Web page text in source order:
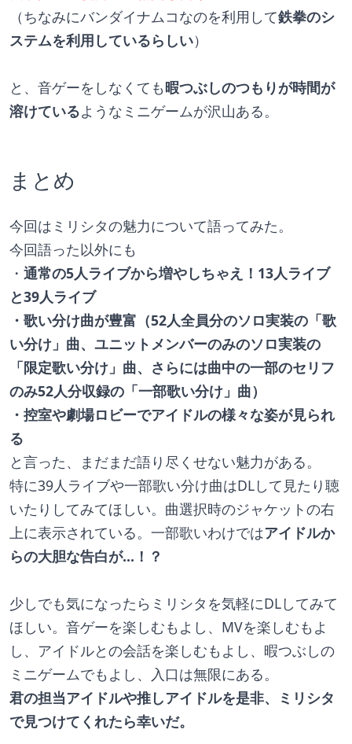
（ちなみにバンダイナムコなのを利用して鉄拳のシ
ステムを利用しているらしい）
と、音ゲーをしなくても暇つぶしのつもりが時間が
溶けているようなミニゲームが沢山ある。
まとめ
今回はミリシタの魅力について語ってみた。
今回語った以外にも
・ 通常の5人ライブから増やしちゃえ！13人ライブ
と39人ライブ
・歌い分け曲が豊富（52人全員分のソロ実装の「歌
い分け」曲、ユニットメンバーのみのソロ実装の
「限定歌い分け」曲、さらには曲中の一部のセリフ
のみ52人分収録の「一部歌い分け」曲）
・控室や劇場ロビーでアイドルの様々な姿が見られ
る
と言った、まだまだ語り尽くせない魅力がある。
特に39人ライブや一部歌い分け曲はDLして見たり聴
いたりしてみてほしい。曲選択時のジャケットの右
上に表示されている。一部歌いわけではアイドルか
らの大胆な告白が…！？
少しでも気になったらミリシタを気軽にDLしてみて
ほしい。音ゲーを楽しむもよし、MVを楽しむもよ
し、アイドルとの会話を楽しむもよし、暇つぶしの
ミニゲームでもよし、入口は無限にある。
君の担当アイドルや推しアイドルを是非、ミリシタ
で見つけてくれたら幸いだ。